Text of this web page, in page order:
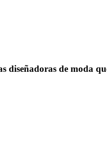
diseñadoras de moda